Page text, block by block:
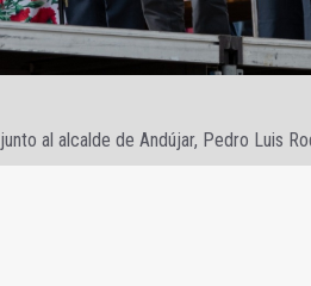
al alcalde de Andújar, Pedro Luis